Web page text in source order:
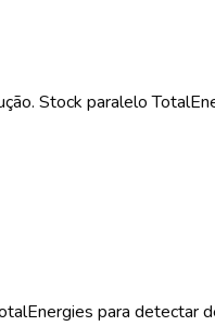
Stock paralelo
para detectar